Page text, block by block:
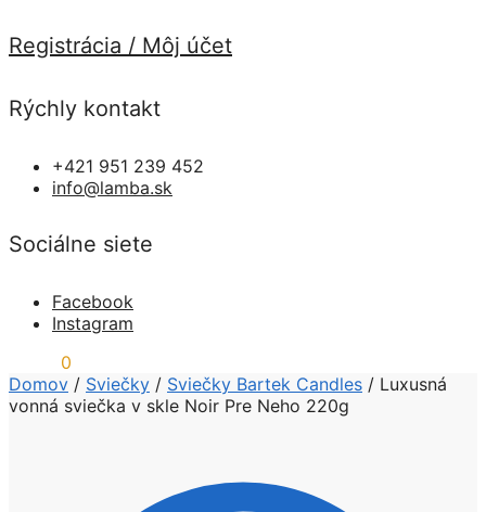
Registrácia / Môj účet
Rýchly kontakt
+421 951 239 452
info@lamba.sk
Sociálne siete
Facebook
Instagram
0
Domov / Sviečky / Sviečky Bartek Candles / Luxusná
vonná sviečka v skle Noir Pre Neho 220g